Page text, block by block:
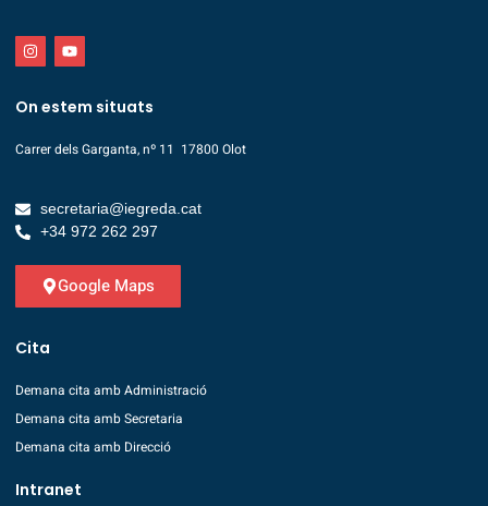
On estem situats
Carrer dels Garganta, nº 11 17800 Olot
secretaria@iegreda.cat
+34 972 262 297
Google Maps
Cita
Demana cita amb Administració
Demana cita amb Secretaria
Demana cita amb Direcció
Intranet